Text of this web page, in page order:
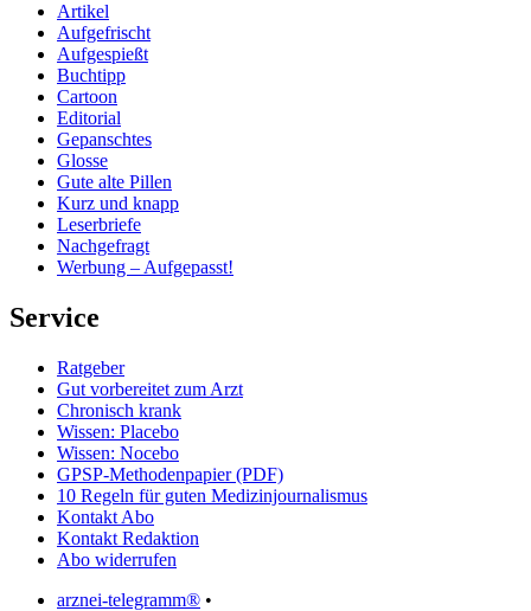
Artikel
Aufgefrischt
Aufgespießt
Buchtipp
Cartoon
Editorial
Gepanschtes
Glosse
Gute alte Pillen
Kurz und knapp
Leserbriefe
Nachgefragt
Werbung – Aufgepasst!
Service
Ratgeber
Gut vorbereitet zum Arzt
Chronisch krank
Wissen: Placebo
Wissen: Nocebo
GPSP-Methodenpapier (PDF)
10 Regeln für guten Medizinjournalismus
Kontakt Abo
Kontakt Redaktion
Abo widerrufen
arznei-telegramm® •